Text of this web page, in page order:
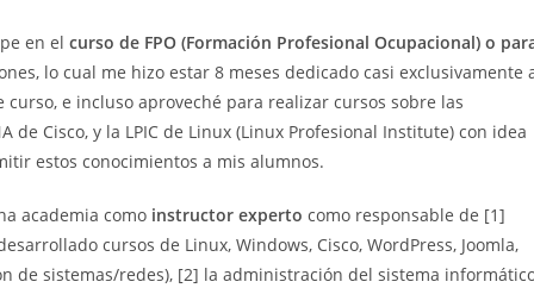
en el curso de FPO (Formación Profesional Ocupacional) o
lo cual me hizo estar 8 meses dedicado casi exclusivamente
e incluso aproveché para realizar cursos sobre las
de Cisco, y la LPIC de Linux (Linux Profesional Institute) con idea
estos conocimientos a mis alumnos.
academia como instructor experto como responsable de [1]
cursos de Linux, Windows, Cisco, WordPress, Joomla,
de sistemas/redes), [2] la administración del sistema